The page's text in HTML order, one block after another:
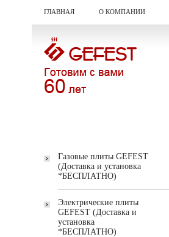
ГЛАВНАЯ О КОМПАНИИ
Газовые плиты GEFEST
(Доставка и установка
*БЕСПЛАТНО)
Электрические плиты
GEFEST (Доставка и
установка
*БЕСПЛАТНО)